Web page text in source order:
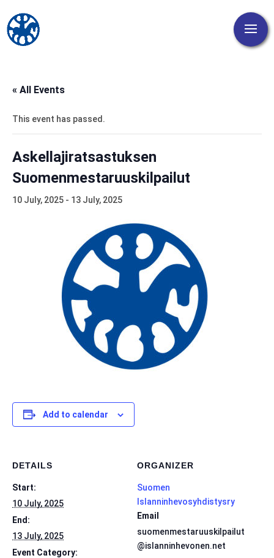
« All Events
This event has passed.
Askellajiratsastuksen
Suomenmestaruuskilpailut
10 July, 2025 - 13 July, 2025
Add to calendar
DETAILS
Start:
10 July, 2025
End:
13 July, 2025
Event Category:
ORGANIZER
Suomen
Islanninhevosyhdistysry
Email
suomenmestaruuskilpailut
@islanninhevonen.net